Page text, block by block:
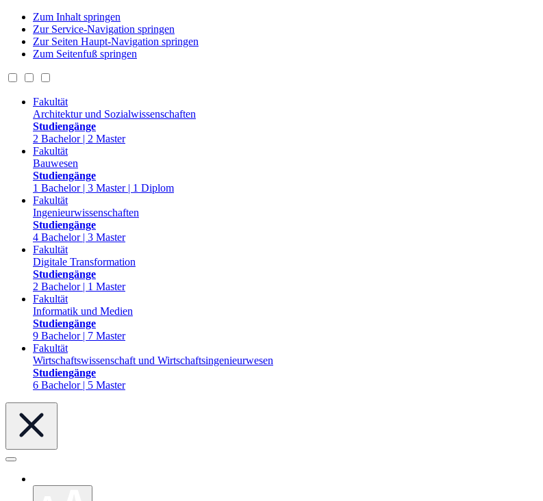
Zum Inhalt springen
Zur Service-Navigation springen
Zur Seiten Haupt-Navigation springen
Zum Seitenfuß springen
Fakultät
Architektur und Sozialwissenschaften
Studiengänge
2 Bachelor | 2 Master
Fakultät
Bauwesen
Studiengänge
1 Bachelor | 3 Master | 1 Diplom
Fakultät
Ingenieurwissenschaften
Studiengänge
4 Bachelor | 3 Master
Fakultät
Digitale Transformation
Studiengänge
2 Bachelor | 1 Master
Fakultät
Informatik und Medien
Studiengänge
9 Bachelor | 7 Master
Fakultät
Wirtschaftswissenschaft und Wirtschaftsingenieurwesen
Studiengänge
6 Bachelor | 5 Master